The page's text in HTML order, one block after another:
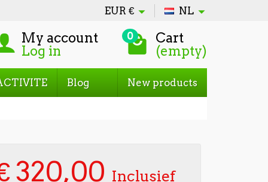
EUR € NL
My account
Log in
0 Cart
(empty)
Blog New products
320,00 Inclusief